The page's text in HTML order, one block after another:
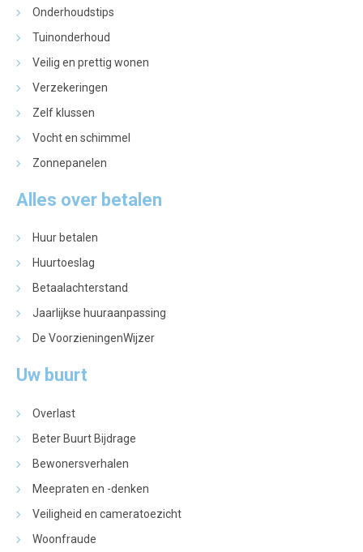
Onderhoudstips
Tuinonderhoud
Veilig en prettig wonen
Verzekeringen
Zelf klussen
Vocht en schimmel
Zonnepanelen
Alles over betalen
Huur betalen
Huurtoeslag
Betaalachterstand
Jaarlijkse huuraanpassing
De VoorzieningenWijzer
Uw buurt
Overlast
Beter Buurt Bijdrage
Bewonersverhalen
Meepraten en -denken
Veiligheid en cameratoezicht
Woonfraude